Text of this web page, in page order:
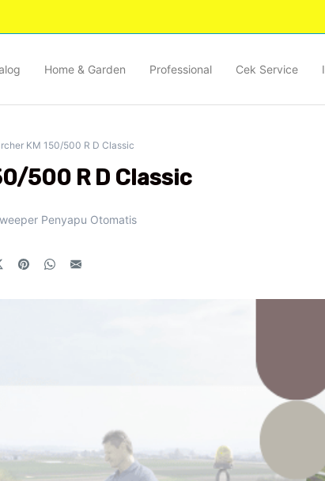
Home & Garden Professional Cek Service
KM 150/500 R D Classic
500 R D Classic
Penyapu Otomatis